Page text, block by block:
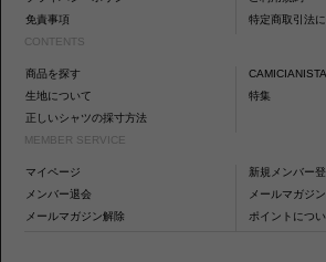
免責事項
特定商取引法
CONTENTS
商品を探す
生地について
特集
正しいシャツの採寸方法
MEMBER SERVICE
マイページ
新規メンバー
メンバー退会
メールマガジ
メールマガジン解除
ポイントにつ